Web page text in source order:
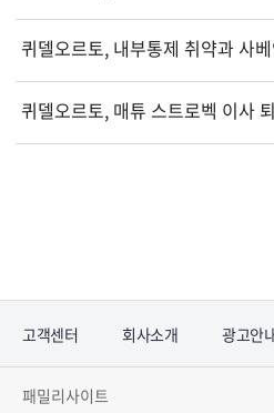
퀴델오르토, 내부통제 취약과 사
퀴델오르토, 매튜 스트로벡 이사
고객센터 회사소개 광고안
패밀리사이트